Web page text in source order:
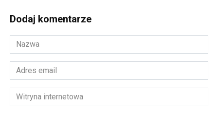
Dodaj komentarze
Nazwa
*
Adres
email
*Witryna
internetowa